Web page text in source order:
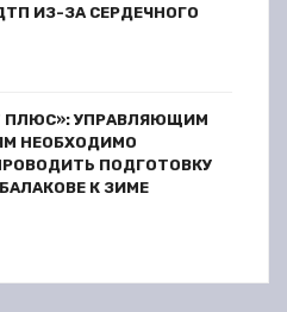
ИЗ-ЗА СЕРДЕЧНОГО
ПЛЮС»: УПРАВЛЯЮЩИМ
НЕОБХОДИМО
ПОДГОТОВКУ
К ЗИМЕ